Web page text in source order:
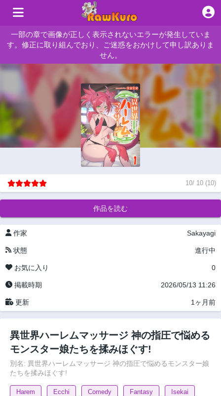
一部の章で画像が正しく表示されないエラーが発生していま
す。修正に取り組んでおり、ご迷惑をおかけして申し訳ありま
せん。
10/ 10 (10)
作品を読む
作家 Sakayagi
状態 進行中
お気に入り 0
掲載時期 2026/05/13 11:26
更新 1ヶ月前
異世界ハーレムマッサージ 神の指圧で悩める
モンスター娘たちを揉みほぐす!
別名: 異世界ハーレムマッサージ 神の指圧で悩めるモンスター娘
たちを揉みほぐす!
Harem Ecchi Comedy Fantasy Isekai